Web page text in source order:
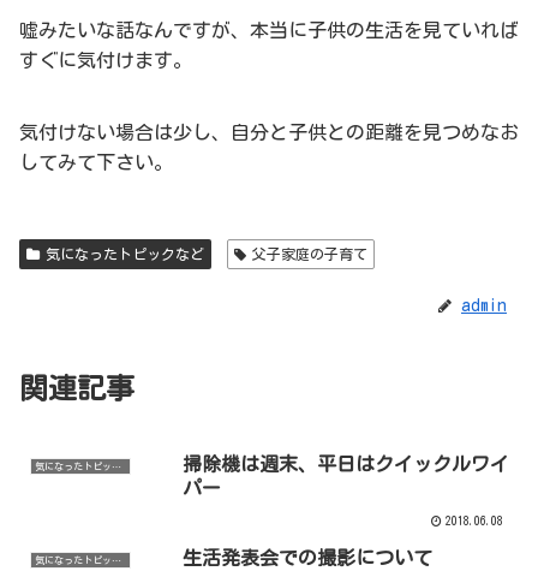
嘘みたいな話なんですが、本当に子供の生活を見ていれば
すぐに気付けます。
気付けない場合は少し、自分と子供との距離を見つめなお
してみて下さい。
気になったトピックなど 父子家庭の子育て
admin
関連記事
気になったトピックなど
掃除機は週末、平日はクイックルワイ
パー
2018.06.08
気になったトピックなど 生活発表会での撮影について